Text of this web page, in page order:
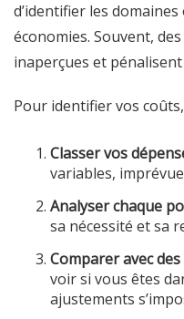
d’identifier les
économies. Souvent, des
inaperçues et
Pour identifier vos
Classer vos
variables,
Analyser chaque
sa nécessité et sa
Comparer avec
voir si vous êtes
ajustements